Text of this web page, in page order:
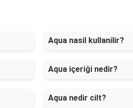
Aqua nasil kullanilir?
Aqua içeriği nedir?
Aqua nedir cilt?